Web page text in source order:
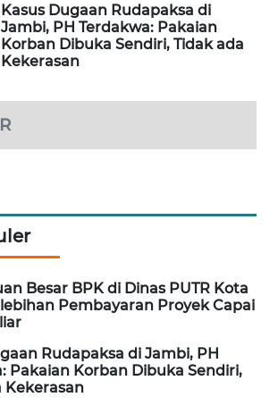
Kasus Dugaan Rudapaksa di
Jambi, PH Terdakwa: Pakaian
Korban Dibuka Sendiri, Tidak ada
Kekerasan
Besar BPK di Dinas PUTR Kota
Pembayaran Proyek Capai
Rudapaksa di Jambi, PH
Pakaian Korban Dibuka Sendiri,
Kekerasan